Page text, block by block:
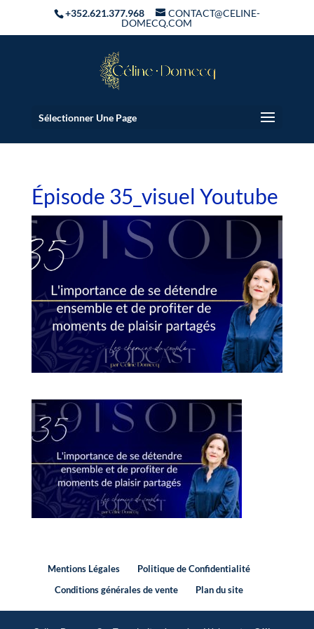
+352.621.377.968
CONTACT@CELINE-
DOMECQ.COM
Sélectionner Une Page
Épisode 35_visuel Youtube
Mentions Légales
Politique de Confidentialité
Conditions générales de vente
Plan du site